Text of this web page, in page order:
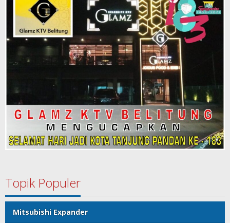
Topik Populer
Mitsubishi Expander